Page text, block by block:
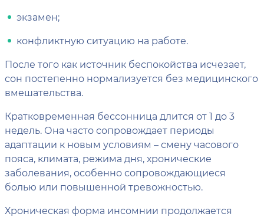
экзамен;
конфликтную ситуацию на работе.
После того как источник беспокойства исчезает,
сон постепенно нормализуется без медицинского
вмешательства.
Кратковременная бессонница длится от 1 до 3
недель. Она часто сопровождает периоды
адаптации к новым условиям – смену часового
пояса, климата, режима дня, хронические
заболевания, особенно сопровождающиеся
болью или повышенной тревожностью.
Хроническая форма инсомнии продолжается